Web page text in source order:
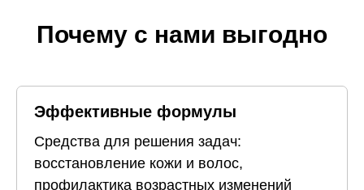
Почему с нами выгодно
Эффективные формулы
Средства для решения задач:
восстановление кожи и волос,
профилактика возрастных изменений